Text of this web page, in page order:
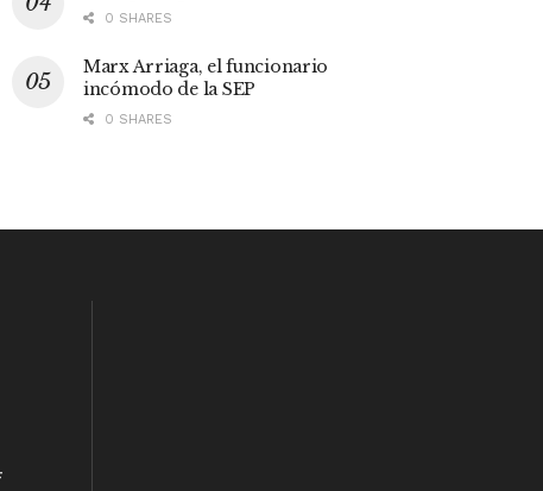
0 SHARES
Marx Arriaga, el funcionario
incómodo de la SEP
0 SHARES